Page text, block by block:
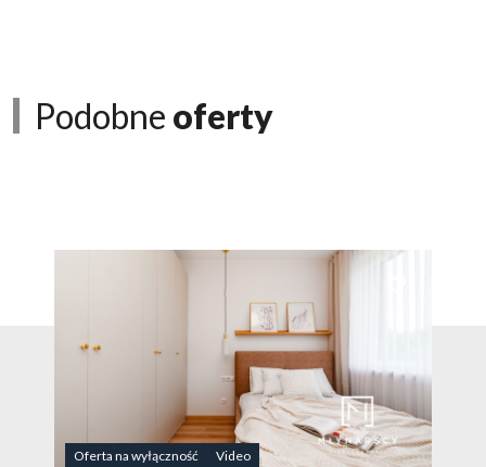
Podobne oferty
Oferta na wyłączność Video